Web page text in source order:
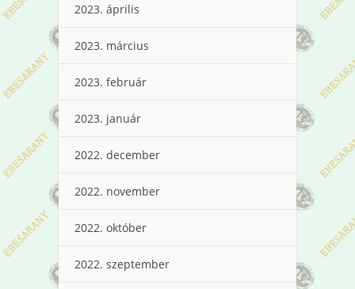
2023. április
2023. március
2023. február
2023. január
2022. december
2022. november
2022. október
2022. szeptember